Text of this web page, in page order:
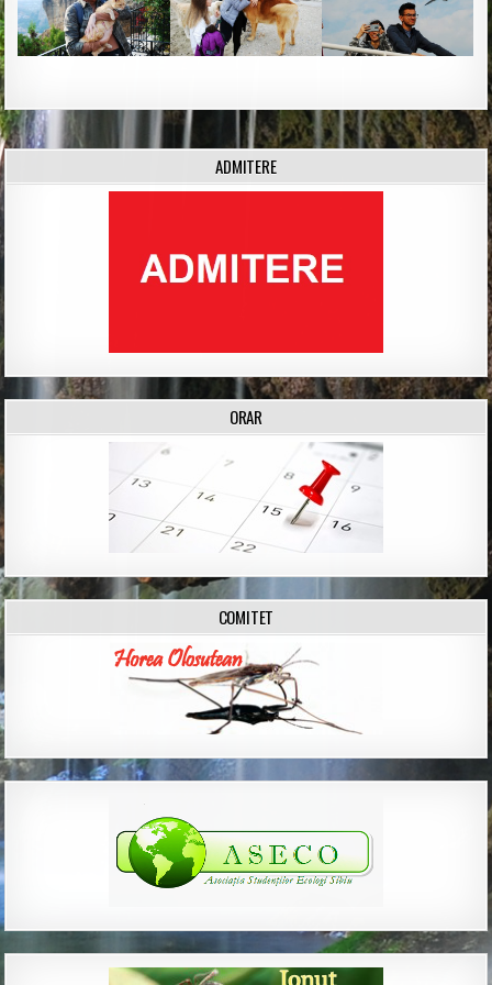
ADMITERE
ORAR
COMITET